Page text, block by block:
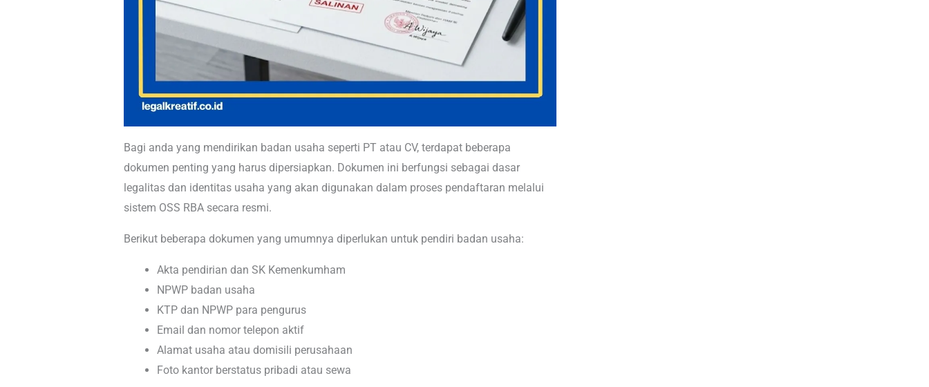
Bagi anda yang mendirikan badan usaha seperti PT atau CV, terdapat beberapa
dokumen penting yang harus dipersiapkan. Dokumen ini berfungsi sebagai dasar
legalitas dan identitas usaha yang akan digunakan dalam proses pendaftaran melalui
sistem OSS RBA secara resmi.
Berikut beberapa dokumen yang umumnya diperlukan untuk pendiri badan usaha:
Akta pendirian dan SK Kemenkumham
NPWP badan usaha
KTP dan NPWP para pengurus
Email dan nomor telepon aktif
Alamat usaha atau domisili perusahaan
Foto kantor berstatus pribadi atau sewa